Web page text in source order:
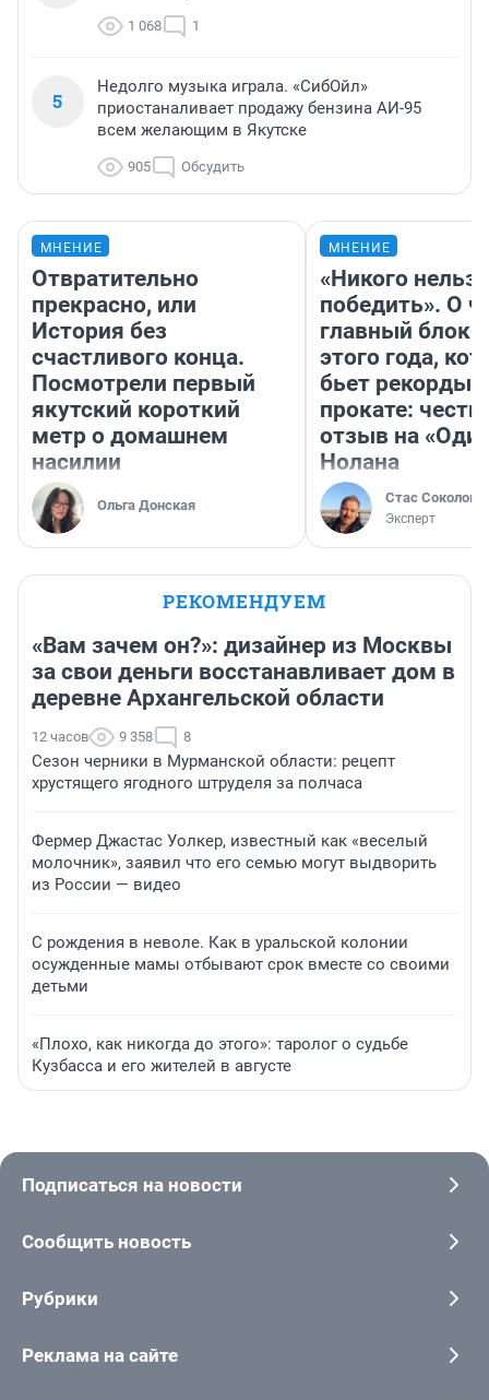
1 068 1
5
Недолго музыка играла. «СибОйл»
приостаналивает продажу бензина АИ-95
всем желающим в Якутске
905 Обсудить
МНЕНИЕ
Отвратительно
прекрасно, или
История без
счастливого конца.
Посмотрели первый
якутский короткий
метр о домашнем
насилии
Ольга Донская
МНЕНИЕ
«Никого нельзя
победить». О
главный
этого года,
бьет рекорды в
прокате:
отзыв на
Нолана
Стас Соколов
Эксперт
РЕКОМЕНДУЕМ
«Вам зачем он?»: дизайнер из Москвы
за свои деньги восстанавливает дом в
деревне Архангельской области
12 часов 9 358 8
Сезон черники в Мурманской области: рецепт
хрустящего ягодного штруделя за полчаса
Фермер Джастас Уолкер, известный как «веселый
молочник», заявил что его семью могут выдворить
из России — видео
С рождения в неволе. Как в уральской колонии
осужденные мамы отбывают срок вместе со своими
детьми
«Плохо, как никогда до этого»: таролог о судьбе
Кузбасса и его жителей в августе
Подписаться на новости
Сообщить новость
Рубрики
Реклама на сайте